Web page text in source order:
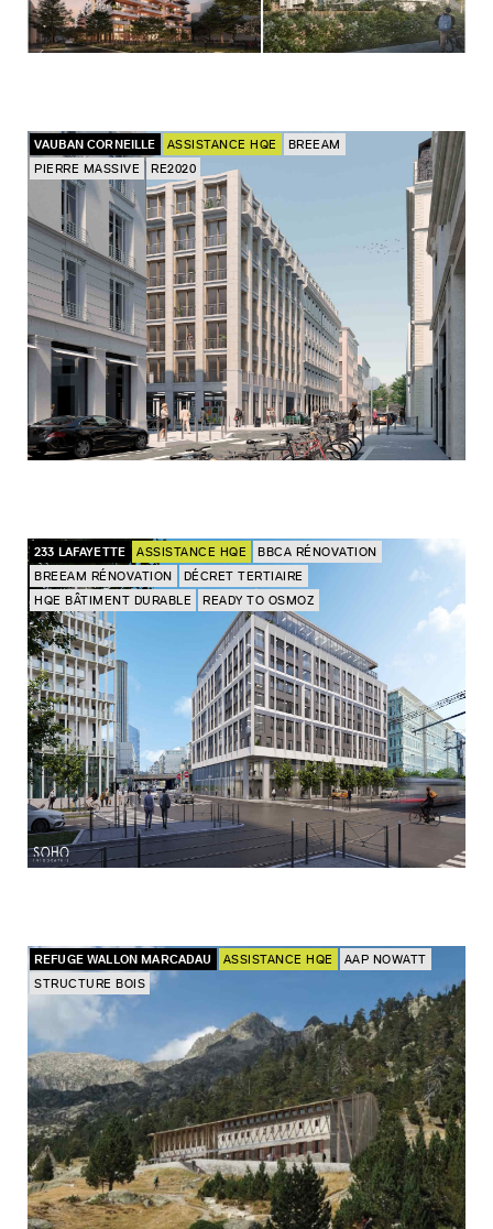
VAUBAN CORNEILLE ASSISTANCE HQE
BREEAM
PIERRE MASSIVE
RE2020
233 LAFAYETTE ASSISTANCE HQE
BBCA RÉNOVATION
BREEAM RÉNOVATION
DÉCRET TERTIAIRE
HQE BÂTIMENT DURABLE
READY TO OSMOZ
REFUGE WALLON MARCADAU ASSISTANCE HQE
AAP NOWATT
STRUCTURE BOIS